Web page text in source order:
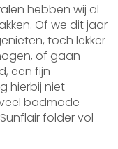
hebben wij al
Of we dit jaar
toch lekker
of gaan
een fijn
hierbij niet
badmode
folder vol